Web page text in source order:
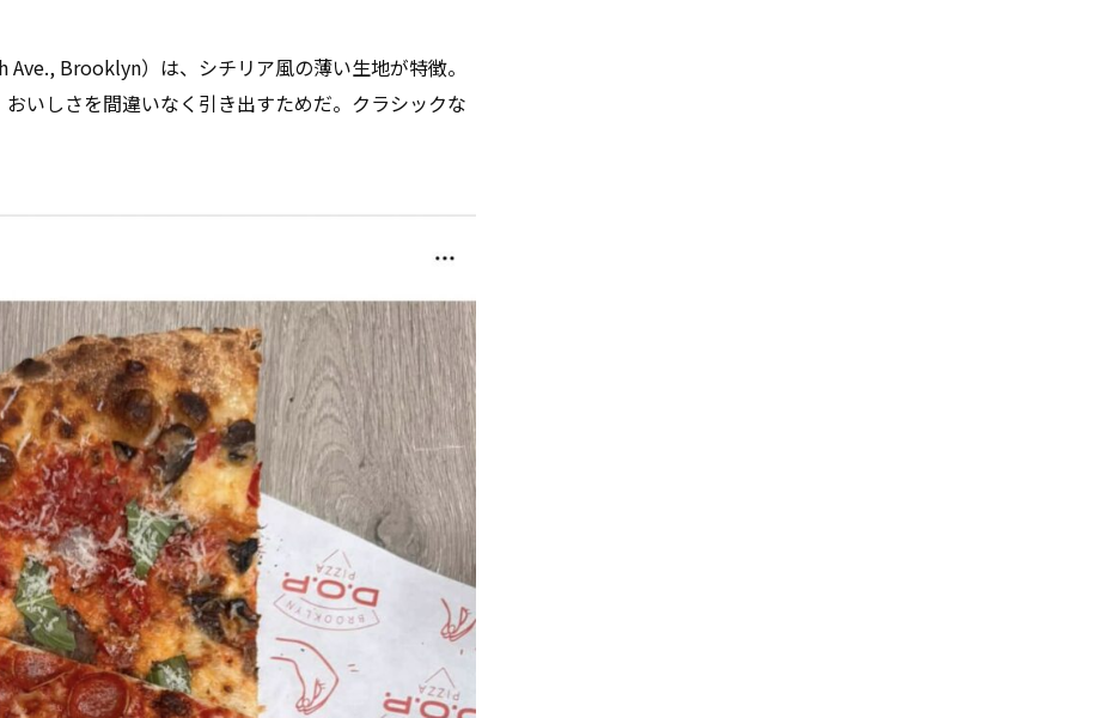
Ave., Brooklyn）は、シチリア風の薄い生地が特徴。
いしさを間違いなく引き出すためだ。クラシックな